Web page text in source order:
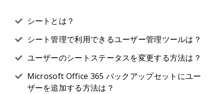
シートとは？
シート管理で利用できるユーザー管理ツールは？
ユーザーのシートステータスを変更する方法は？
Microsoft Office 365 バックアップセットにユー
ザーを追加する方法は？